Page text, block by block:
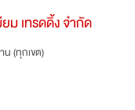
ม เทรดดิ้ง จำกัด
น (ทุกเขต)